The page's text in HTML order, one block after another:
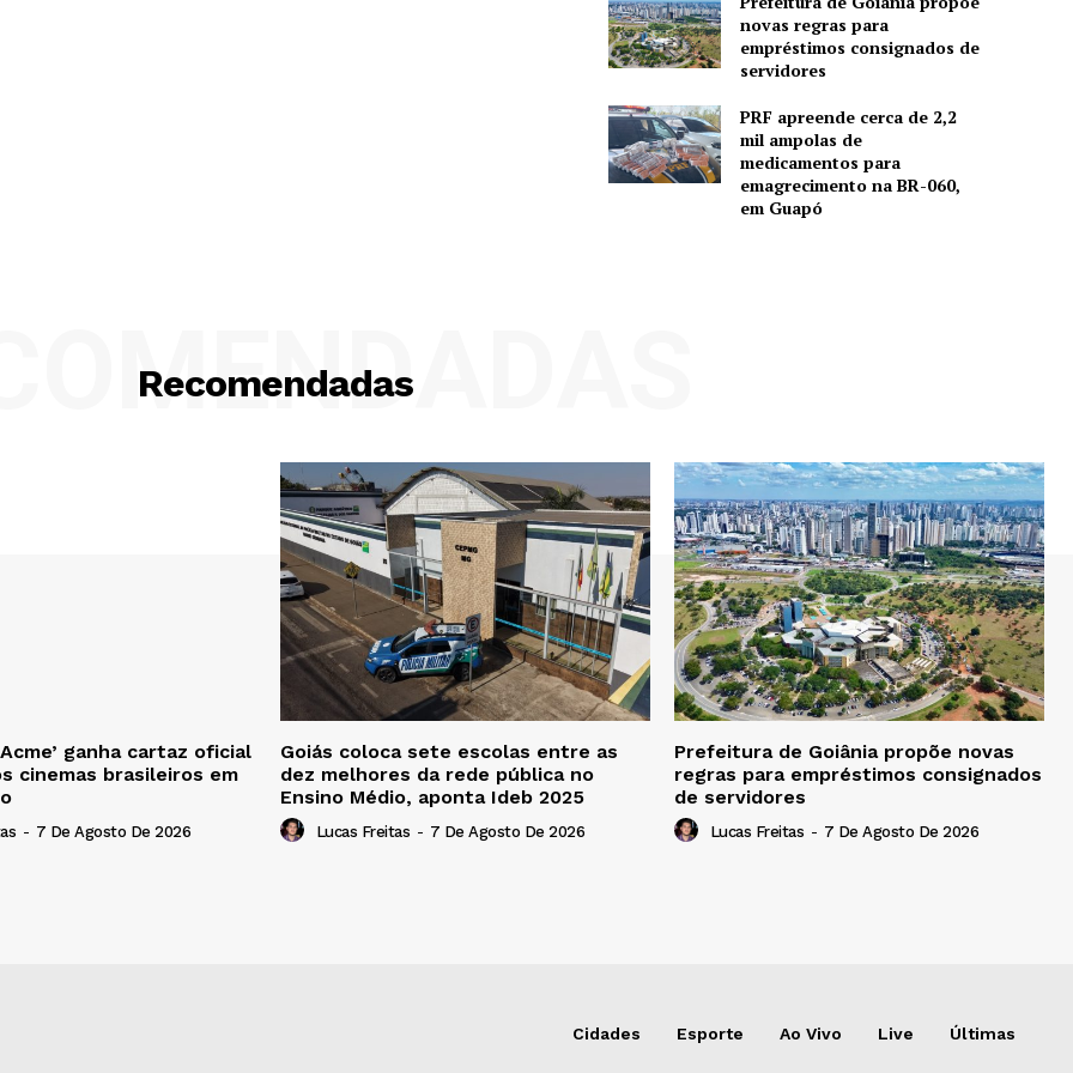
novas regras para
empréstimos consignados de
servidores
PRF apreende cerca de 2,2
mil ampolas de
medicamentos para
emagrecimento na BR-060,
em Guapó
Recomendadas
ganha cartaz oficial
cinemas brasileiros em
- 7 De Agosto De 2026
Goiás coloca sete escolas entre as
dez melhores da rede pública no
Ensino Médio, aponta Ideb 2025
Lucas Freitas - 7 De Agosto De 2026
Prefeitura de Goiânia propõe novas
regras para empréstimos consignados
de servidores
Lucas Freitas - 7 De Agosto De 2026
Cidades Esporte Ao Vivo Live Últimas